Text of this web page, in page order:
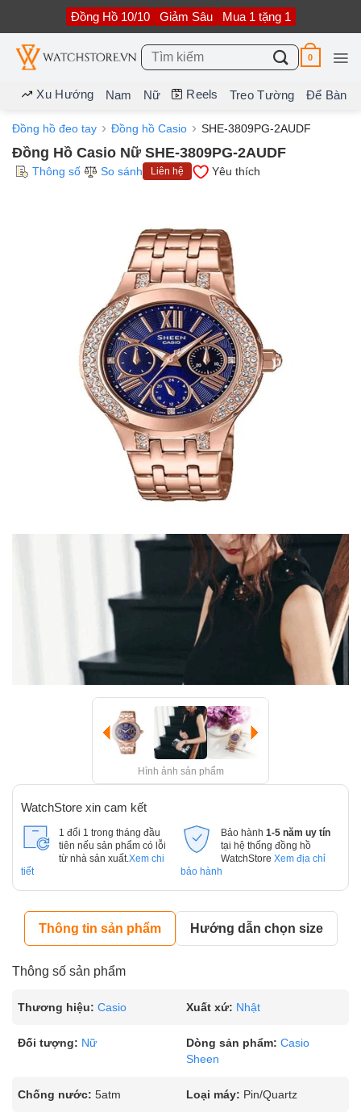
nội
dung
Đồng Hồ 10/10 Giảm Sâu Mua 1 tặng 1
Tìm
kiếm:
0
Xu Hướng Nam Nữ Reels Treo Tường Để Bàn
Đồng hồ đeo tay Đồng hồ Casio SHE-3809PG-2AUDF
Đồng Hồ Casio Nữ SHE-3809PG-2AUDF
Thông số So sánh Liên hệ Yêu thích
Hình ảnh sản phẩm
WatchStore xin cam kết
1 đổi 1 trong tháng đầu
tiên nếu sản phẩm có lỗi
từ nhà sản xuất. Xem chi
tiết
Bảo hành 1-5 năm uy tín
tại hệ thống đồng hồ
WatchStore Xem địa chỉ
bảo hành
Thông tin sản phẩm Hướng dẫn chọn size
Thông số sản phẩm
Thương hiệu: Casio Xuất xứ: Nhật
Đối tượng: Nữ Dòng sản phẩm: Casio
Sheen
Chống nước: 5atm Loại máy: Pin/Quartz